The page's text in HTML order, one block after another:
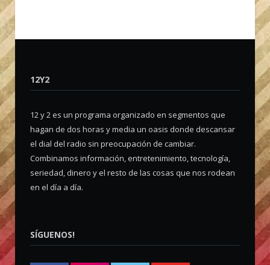
12Y2
12 y 2 es un programa organizado en segmentos que
hagan de dos horas y media un oasis donde descansar
el dial del radio sin preocupación de cambiar.
Combinamos información, entretenimiento, tecnología,
seriedad, dinero y el resto de las cosas que nos rodean
en el día a día.
SÍGUENOS!